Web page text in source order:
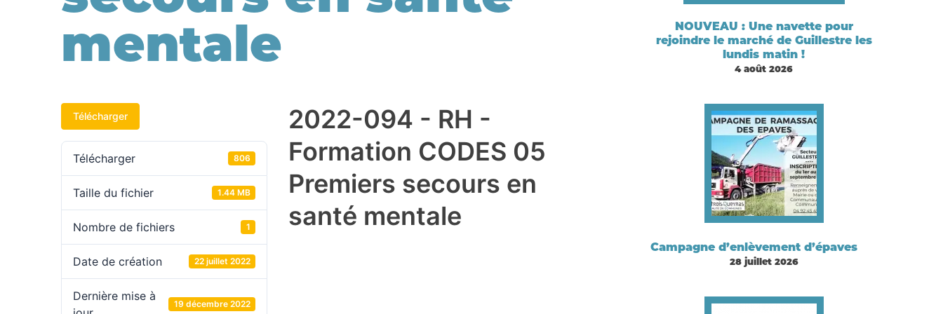
mentale
Télécharger
Télécharger 806
Taille du fichier 1.44 MB
Nombre de fichiers 1
Date de création 22 juillet 2022
Dernière mise à
19 décembre 2022
2022-094 - RH -
Formation CODES 05
Premiers secours en
santé mentale
NOUVEAU : Une navette pour
rejoindre le marché de Guillestre les
lundis matin !
4 août 2026
Campagne d’enlèvement d’épaves
28 juillet 2026